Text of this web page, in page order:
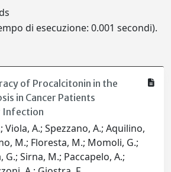
di esecuzione: 0.001 secondi).
of Procalcitonin in the
in Cancer Patients
Infection
Viola, A.; Spezzano, A.; Aquilino,
M.; Floresta, M.; Momoli, G.;
G.; Sirna, M.; Paccapelo, A.;